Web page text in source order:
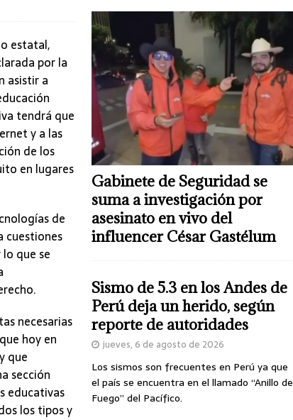
estatal,
por la
asistir a
tendrá que
y a las
de los
en lugares
de
cuestiones
que se
necesarias
hoy en
que
sección
educativas
los tipos y
Gabinete de Seguridad se
suma a investigación por
asesinato en vivo del
influencer César Gastélum
Sismo de 5.3 en los Andes de
Perú deja un herido, según
reporte de autoridades
jueves, 6 de agosto de 2026
Los sismos son frecuentes en Perú ya que
el país se encuentra en el llamado “Anillo de
Fuego” del Pacífico.